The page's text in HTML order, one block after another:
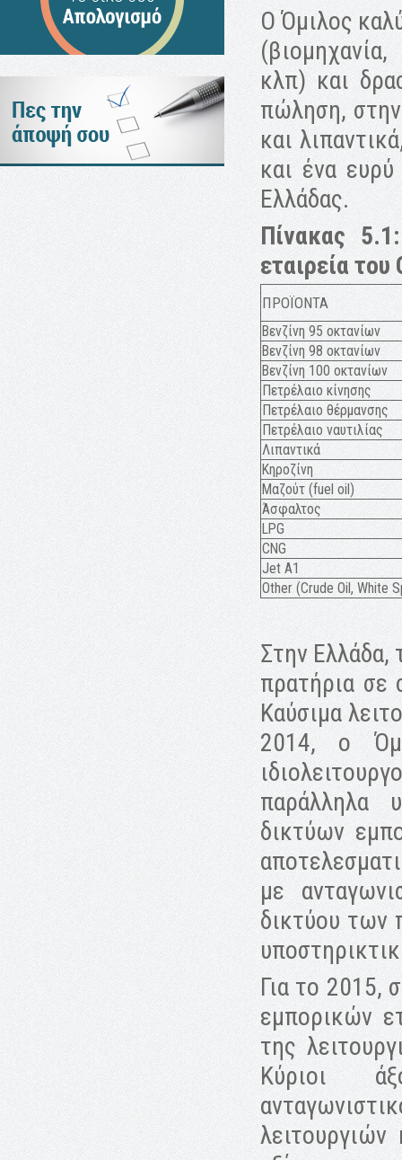
Ο Όμιλος
κλπ) και
πώληση,
και
και ένα
Ελλάδας.
Πίνακας
εταιρεία του
ΠΡΟΪΟΝΤΑ
Βενζίνη 95 οκτανίων
Βενζίνη 98 οκτανίων
Βενζίνη 100 οκτανίων
Πετρέλαιο κίνησης
Πετρέλαιο θέρμανσης
Πετρέλαιο ναυτιλίας
Λιπαντικά
Κηροζίνη
Μαζούτ (fuel oil)
Άσφαλτος
LPG
CNG
Jet A1
Other (Crude Oil, White
Στην Ελλάδα,
πρατήρια σε
Καύσιμα
2014, ο
παράλληλα
δικτύων
με
δικτύου των
Για το 2015,
εμπορικών
της
Κύριοι